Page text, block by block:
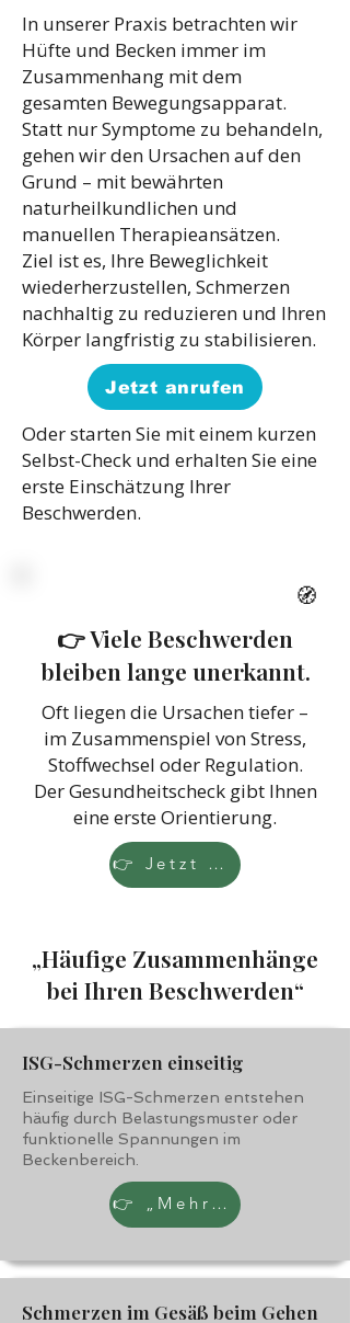
In unserer Praxis betrachten wir
Hüfte und Becken immer im
Zusammenhang mit dem
gesamten Bewegungsapparat.
Statt nur Symptome zu behandeln,
gehen wir den Ursachen auf den
Grund – mit bewährten
naturheilkundlichen und
manuellen Therapieansätzen.
Ziel ist es, Ihre Beweglichkeit
wiederherzustellen, Schmerzen
nachhaltig zu reduzieren und Ihren
Körper langfristig zu stabilisieren.
Jetzt anrufen
Oder starten Sie mit einem kurzen
Selbst-Check und erhalten Sie eine
erste Einschätzung Ihrer
Beschwerden.
🧭
👉 Viele Beschwerden
bleiben lange unerkannt.
Oft liegen die Ursachen tiefer –
im Zusammenspiel von Stress,
Stoffwechsel oder Regulation.
Der Gesundheitscheck gibt Ihnen
eine erste Orientierung.
👉 Jetzt Klarheit gewinnen
„Häufige Zusammenhänge
bei Ihren Beschwerden“
ISG-Schmerzen einseitig
Einseitige ISG-Schmerzen entstehen
häufig durch Belastungsmuster oder
funktionelle Spannungen im
Beckenbereich.
👉 „Mehr erfahren“
Schmerzen im Gesäß beim Gehen